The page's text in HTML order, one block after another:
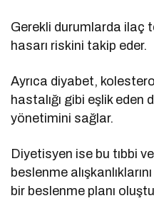
Gerekli durumlarda ilaç
hasarı riskini takip eder.
Ayrıca diyabet,
hastalığı gibi eşlik eden
yönetimini sağlar.
Diyetisyen ise bu tıbbi
beslenme
bir beslenme planı